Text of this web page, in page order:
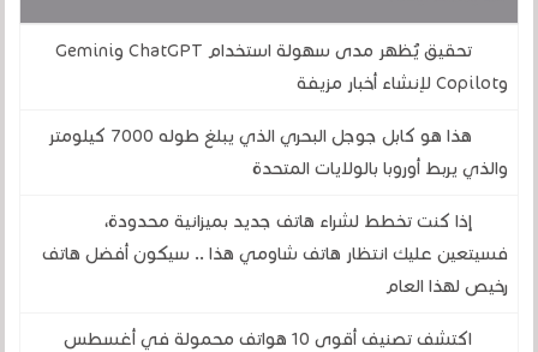
تحقيق يُظهر مدى سهولة استخدام ChatGPT وGemini
وCopilot لإنشاء أخبار مزيفة
هذا هو كابل جوجل البحري الذي يبلغ طوله 7000 كيلومتر
والذي يربط أوروبا بالولايات المتحدة
إذا كنت تخطط لشراء هاتف جديد بميزانية محدودة،
فسيتعين عليك انتظار هاتف شاومي هذا .. سيكون أفضل هاتف
رخيص لهذا العام
اكتشف تصنيف أقوى 10 هواتف محمولة في أغسطس